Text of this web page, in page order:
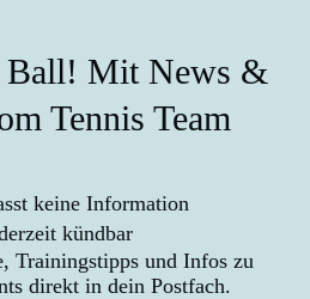
Mit News &
Tennis Team
keine Information
kündbar
Trainingstipps und Infos zu
direkt in dein Postfach.